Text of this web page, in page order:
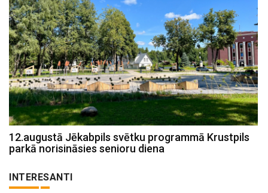
12.augustā Jēkabpils svētku programmā Krustpils
parkā norisināsies senioru diena
INTERESANTI